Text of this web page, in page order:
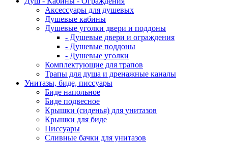
Аксессуары для душевых
Душевые кабины
Душевые уголки двери и поддоны
- Душевые двери и ограждения
- Душевые поддоны
- Душевые уголки
Комплектующие для трапов
Трапы для душа и дренажные каналы
Унитазы, биде, писсуары
Биде напольное
Биде подвесное
Крышки (сиденья) для унитазов
Крышки для биде
Писсуары
Сливные бачки для унитазов